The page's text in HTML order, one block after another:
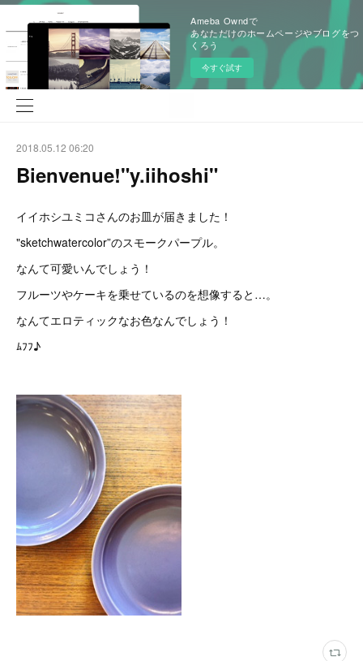
Ameba Owndで
あなただけのホームページやブログをつ
くろう
今すぐ試す
2018.05.12 06:20
Bienvenue!"y.iihoshi"
イイホシユミコさんのお皿が届きました！
"sketchwatercolor”のスモークパープル。
なんて可愛いんでしょう！
フルーツやケーキを乗せているのを想像すると…。
なんてエロティックなお色なんでしょう！
ﾑﾌﾌ♪